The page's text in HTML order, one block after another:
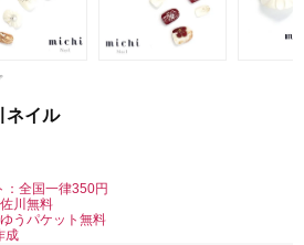
ネイル
：全国一律350円
川無料
うパケット無料
成